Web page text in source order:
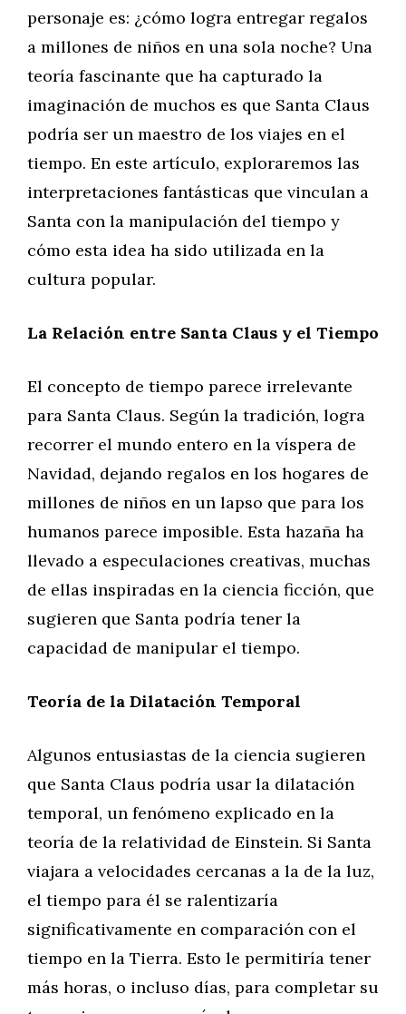
personaje es: ¿cómo logra entregar regalos
a millones de niños en una sola noche? Una
teoría fascinante que ha capturado la
imaginación de muchos es que Santa Claus
podría ser un maestro de los viajes en el
tiempo. En este artículo, exploraremos las
interpretaciones fantásticas que vinculan a
Santa con la manipulación del tiempo y
cómo esta idea ha sido utilizada en la
cultura popular.
La Relación entre Santa Claus y el Tiempo
El concepto de tiempo parece irrelevante
para Santa Claus. Según la tradición, logra
recorrer el mundo entero en la víspera de
Navidad, dejando regalos en los hogares de
millones de niños en un lapso que para los
humanos parece imposible. Esta hazaña ha
llevado a especulaciones creativas, muchas
de ellas inspiradas en la ciencia ficción, que
sugieren que Santa podría tener la
capacidad de manipular el tiempo.
Teoría de la Dilatación Temporal
Algunos entusiastas de la ciencia sugieren
que Santa Claus podría usar la dilatación
temporal, un fenómeno explicado en la
teoría de la relatividad de Einstein. Si Santa
viajara a velocidades cercanas a la de la luz,
el tiempo para él se ralentizaría
significativamente en comparación con el
tiempo en la Tierra. Esto le permitiría tener
más horas, o incluso días, para completar su